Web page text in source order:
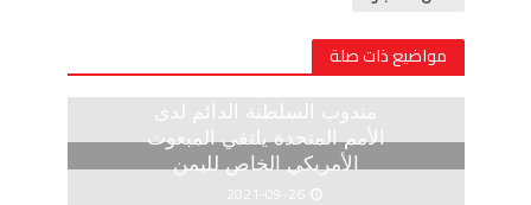
مواضيع ذات صلة
مندوب السلطنة الدائم لدى
الأمم المتحدة يلتقي المبعوث
الأمريكي الخاص لليمن
2021-09-26